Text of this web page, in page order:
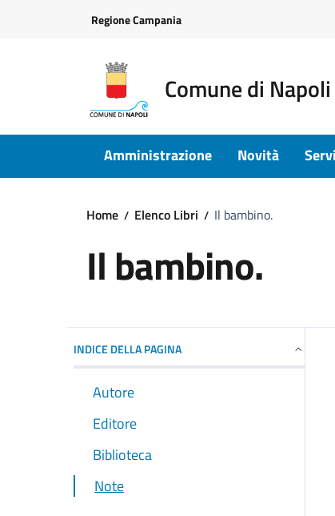
Regione Campania
Comune di Napoli
Amministrazione Novità
Home Elenco Libri Il bambino.
Il bambino.
INDICE DELLA PAGINA
Autore
Editore
Biblioteca
Note